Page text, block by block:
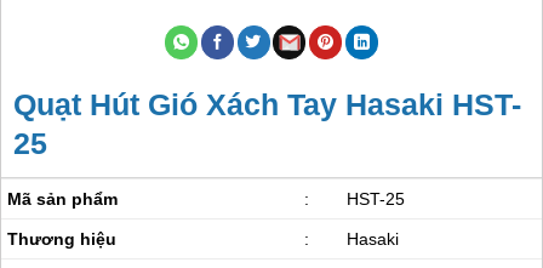
Quạt Hút Gió Xách Tay Hasaki HST-
25
Mã sản phẩm : HST-25
Thương hiệu : Hasaki